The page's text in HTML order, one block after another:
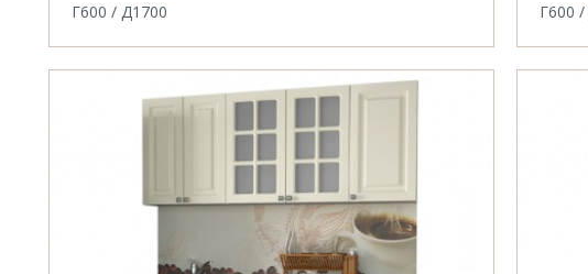
Г600 / Д1700 Г600